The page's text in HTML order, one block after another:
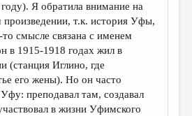
Я обратила внимание на
т.к. история Уфы,
то смысле связана с именем
в 1915-1918 годах жил в
(станция Иглино, где
его жены). Но он часто
преподавал там, создавал
в жизни Уфимского